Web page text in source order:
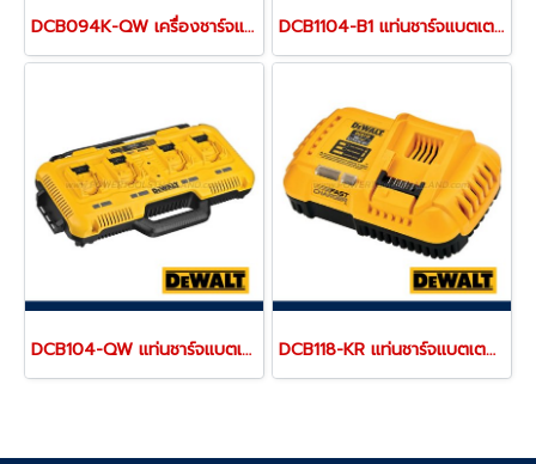
DCB094K-QW เครื่องชาร์จแบตเตอรี่ 18V (20MAX) และพอร์ตชาร์จ USB-C Charging-Kit "DEWALT" ดีวอลท์ DCB1104-B1 แท่นชาร์จแบตเตอรี่ 12V/20V MAX (ใช้ชาร์จแบตเตอรี่ DEWALT ได้ทุกรุ่น) ขนาดเล็กพกพา "DEWALT" ดีวอลท์
DCB104-QW แท่นชาร์จแบตเตอรี่ 4 ช่อง รุ่นชาร์จเร็ว "DEWALT" ดีวอลท์ DCB118-KR แท่นชาร์จแบตเตอรี่ 20V/60MAX (ใช้ชาร์จแบตเตอรี่ 18V,20V ขึ้นไป)"DEWALT" ดีวอลท์